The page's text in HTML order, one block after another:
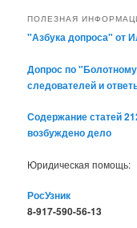
ПОЛЕЗНАЯ
"Азбука допроса" от
Допрос по
следователей и
Содержание статей
возбуждено дело
Юридическая помощь:
РосУзник
8-917-590-56-13